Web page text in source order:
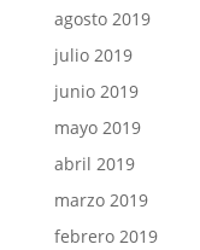
agosto 2019
julio 2019
junio 2019
mayo 2019
abril 2019
marzo 2019
febrero 2019